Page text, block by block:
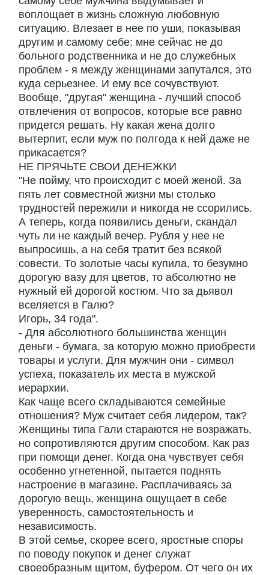
воплощает в жизнь сложную любовную
ситуацию. Влезает в нее по уши, показывая
другим и самому себе: мне сейчас не до
больного родственника и не до служебных
проблем - я между женщинами запутался, это
куда серьезнее. И ему все сочувствуют.
Вообще, "другая" женщина - лучший способ
отвлечения от вопросов, которые все равно
придется решать. Ну какая жена долго
вытерпит, если муж по полгода к ней даже не
прикасается?
НЕ ПРЯЧЬТЕ СВОИ ДЕНЕЖКИ
"Не пойму, что происходит с моей женой. За
пять лет совместной жизни мы столько
трудностей пережили и никогда не ссорились.
А теперь, когда появились деньги, скандал
чуть ли не каждый вечер. Рубля у нее не
выпросишь, а на себя тратит без всякой
совести. То золотые часы купила, то безумно
дорогую вазу для цветов, то абсолютно не
нужный ей дорогой костюм. Что за дьявол
вселяется в Галю?
Игорь, 34 года".
- Для абсолютного большинства женщин
деньги - бумага, за которую можно приобрести
товары и услуги. Для мужчин они - символ
успеха, показатель их места в мужской
иерархии.
Как чаще всего складываются семейные
отношения? Муж считает себя лидером, так?
Женщины типа Гали стараются не возражать,
но сопротивляются другим способом. Как раз
при помощи денег. Когда она чувствует себя
особенно угнетенной, пытается поднять
настроение в магазине. Расплачиваясь за
дорогую вещь, женщина ощущает в себе
уверенность, самостоятельность и
независимость.
В этой семье, скорее всего, яростные споры
по поводу покупок и денег служат
своеобразным щитом, буфером. От чего он их